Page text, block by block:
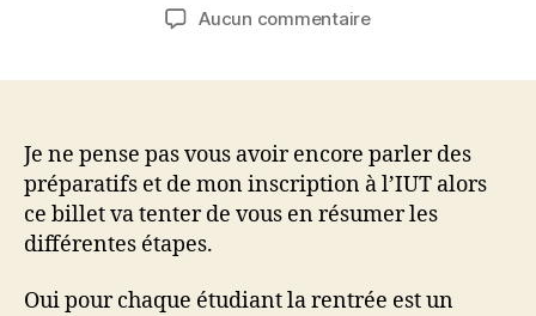
Aucun commentairesur
péripéties
Je ne pense pas vous avoir encore parler des
préparatifs et de mon inscription à l’IUT alors
ce billet va tenter de vous en résumer les
différentes étapes.
Oui pour chaque étudiant la rentrée est un